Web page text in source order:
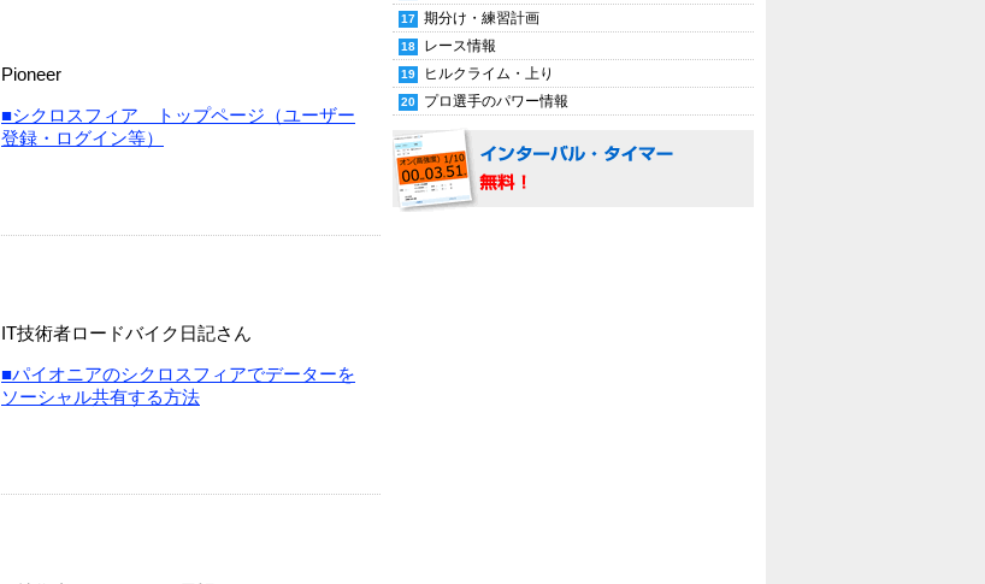
Pioneer
■シクロスフィア トップページ（ユーザー
登録・ログイン等）
IT技術者ロードバイク日記さん
■パイオニアのシクロスフィアでデーターを
ソーシャル共有する方法
期分け・練習計画
レース情報
ヒルクライム・上り
プロ選手のパワー情報